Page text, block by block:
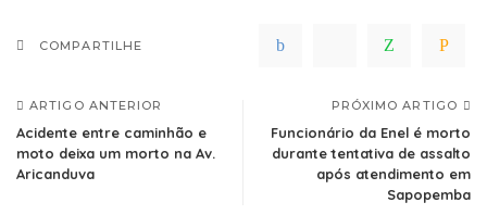
COMPARTILHE
ARTIGO ANTERIOR
Acidente entre caminhão e
moto deixa um morto na Av.
Aricanduva
PRÓXIMO ARTIGO
Funcionário da Enel é morto
durante tentativa de assalto
após atendimento em
Sapopemba